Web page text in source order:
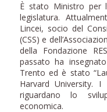
È stato Ministro per
legislatura.
Lincei, socio del
(CSS) e
della Fondazione
passato ha
Trento ed è stato
Harvard University.
riguardano lo
economica.